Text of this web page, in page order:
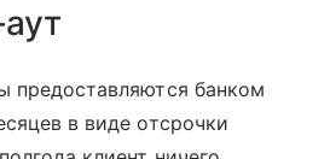
предоставляются банком
в виде отсрочки